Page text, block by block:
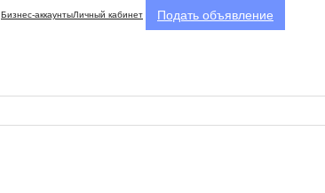
Бизнес-аккаунтыЛичный кабинет Подать объявление